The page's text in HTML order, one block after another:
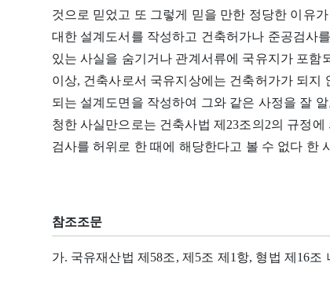
것으로 믿었고 또 그렇게 믿을 만한 정당한 이유
대한 설계도서를 작성하고 건축허가나 준공검사
있는 사실을 숨기거나 관계서류에 국유지가 포
이상, 건축사로서 국유지상에는 건축허가가 되
되는 설계도면을 작성하여 그와 같은 사정을 잘
청한 사실만으로는 건축사법 제23조의2의 규정
검사를 허위로 한 때에 해당한다고 볼 수 없다 한
참조조문
가. 국유재산법 제58조, 제5조 제1항, 형법 제16조